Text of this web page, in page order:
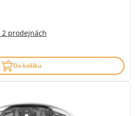
2 prodejnách
Do košíku